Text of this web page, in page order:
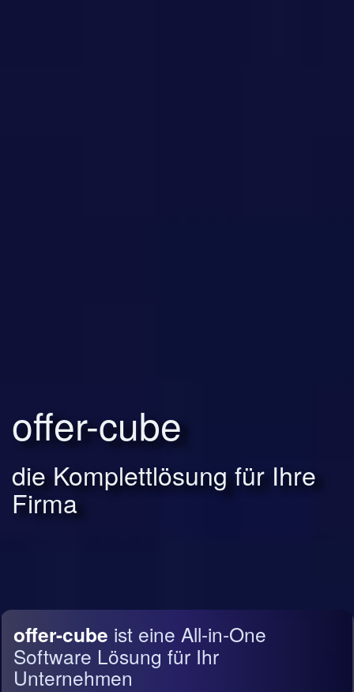
offer-cube
die Komplettlösung für Ihre
Firma
offer-cube ist eine All-in-One
Software Lösung für Ihr
Unternehmen